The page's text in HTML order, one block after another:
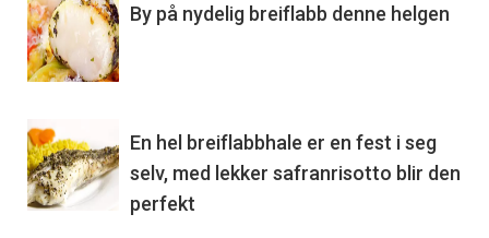
By på nydelig breiflabb denne helgen
En hel breiflabbhale er en fest i seg
selv, med lekker safranrisotto blir den
perfekt